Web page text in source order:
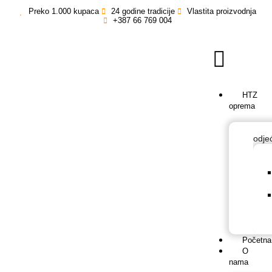
Preko 1.000 kupaca 24 godine tradicije
Vlastita proizvodnja
+387 66 769 004
HTZ
oprema
Početna
O
nama